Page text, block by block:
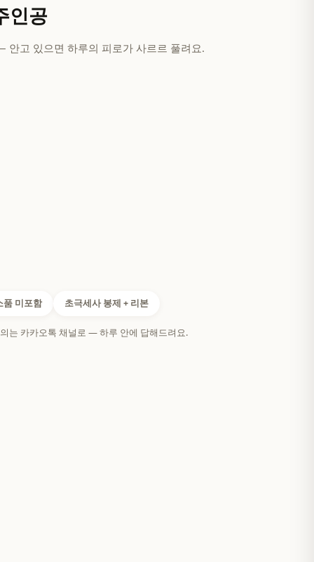
인공
안고 있으면 하루의 피로가 사르르 풀려요.
품 미포함 초극세사 봉제 + 리본
는 카카오톡 채널로 — 하루 안에 답해드려요.